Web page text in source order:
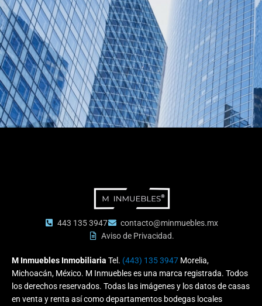
443 135 3947
contacto@minmuebles.mx
Aviso de Privacidad.
M Inmuebles Inmobiliaria Tel. (443) 135 3947 Morelia,
Michoacán, México. M Inmuebles es una marca registrada. Todos
los derechos reservados. Todas las imágenes y los datos de casas
en venta y renta así como departamentos bodegas locales